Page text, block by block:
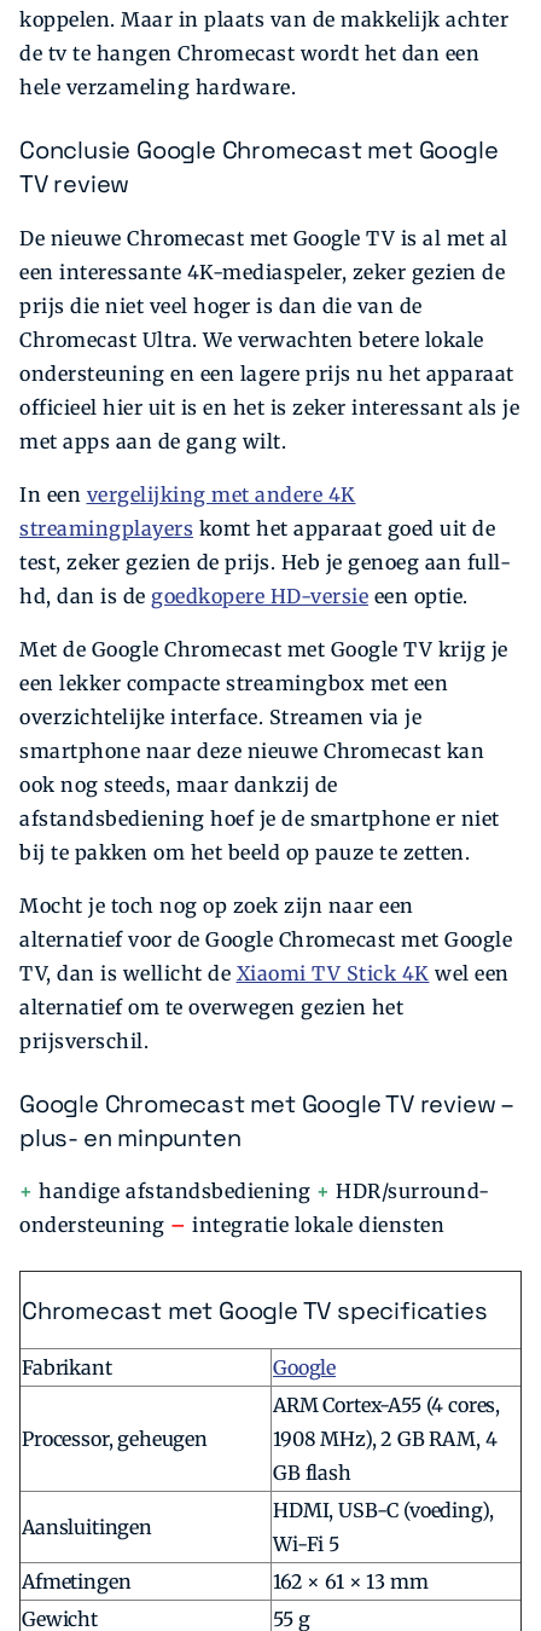
koppelen. Maar in plaats van de makkelijk achter
de tv te hangen Chromecast wordt het dan een
hele verzameling hardware.
Conclusie Google Chromecast met Google
TV review
De nieuwe Chromecast met Google TV is al met al
een interessante 4K-mediaspeler, zeker gezien de
prijs die niet veel hoger is dan die van de
Chromecast Ultra. We verwachten betere lokale
ondersteuning en een lagere prijs nu het apparaat
officieel hier uit is en het is zeker interessant als je
met apps aan de gang wilt.
In een vergelijking met andere 4K
streamingplayers komt het apparaat goed uit de
test, zeker gezien de prijs. Heb je genoeg aan full-
hd, dan is de goedkopere HD-versie een optie.
Met de Google Chromecast met Google TV krijg je
een lekker compacte streamingbox met een
overzichtelijke interface. Streamen via je
smartphone naar deze nieuwe Chromecast kan
ook nog steeds, maar dankzij de
afstandsbediening hoef je de smartphone er niet
bij te pakken om het beeld op pauze te zetten.
Mocht je toch nog op zoek zijn naar een
alternatief voor de Google Chromecast met Google
TV, dan is wellicht de Xiaomi TV Stick 4K wel een
alternatief om te overwegen gezien het
prijsverschil.
Google Chromecast met Google TV review –
plus- en minpunten
+ handige afstandsbediening + HDR/surround-
ondersteuning – integratie lokale diensten
Chromecast met Google TV specificaties
Fabrikant Google
Processor, geheugen
ARM Cortex-A55 (4 cores,
1908 MHz), 2 GB RAM, 4
GB flash
Aansluitingen
HDMI, USB-C (voeding),
Wi-Fi 5
Afmetingen
162 × 61 × 13 mm
Gewicht
55 g